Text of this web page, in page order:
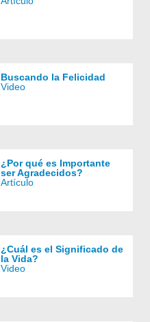
Buscando la Felicidad
Video
¿Por qué es Importante
ser Agradecidos?
Artículo
¿Cuál es el Significado de
la Vida?
Video